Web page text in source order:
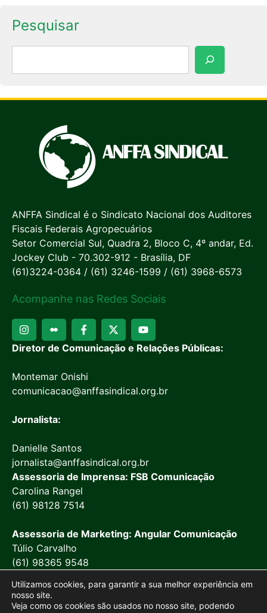
Pesquisar
ANFFA Sindical é o Sindicato Nacional dos Auditores
Fiscais Federais Agropecuários
Setor Comercial Sul, Quadra 2, Bloco C, 4º andar, Ed.
Jockey Club - 70.302-912 - Brasília, DF
(61)3224-0364 / (61) 3246-1599 / (61) 3968-6573
Acompanhe nas Redes Sociais
Diretor de Comunicação e Relações Públicas:
Montemar Onishi
comunicacao@anffasindical.org.br
Jornalista:
Danielle Santos
jornalista@anffasindical.org.br
Assessoria de Imprensa: FSB Comunicação
Carolina Rangel
(61) 98128 7514
Assessoria de Marketing: Angular Comunicação
Túlio Carvalho
(61) 98365 9548
Utilizamos cookies, para garantir a sua melhor experiência em
nosso site.
Veja como os cookies são usados no nosso site, podendo